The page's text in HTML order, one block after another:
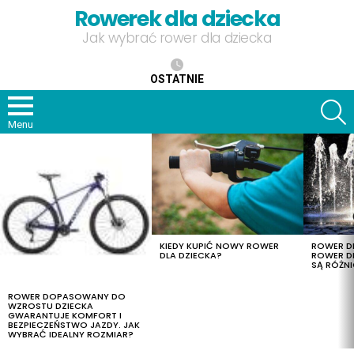
Rowerek dla dziecka
Jak wybrać rower dla dziecka
OSTATNIE
Menu
ROWER DOPASOWANY DO
WZROSTU DZIECKA
GWARANTUJE KOMFORT I
BEZPIECZEŃSTWO JAZDY. JAK
WYBRAĆ IDEALNY ROZMIAR?
KIEDY KUPIĆ NOWY ROWER
DLA DZIECKA?
ROWER
ROWER
SĄ